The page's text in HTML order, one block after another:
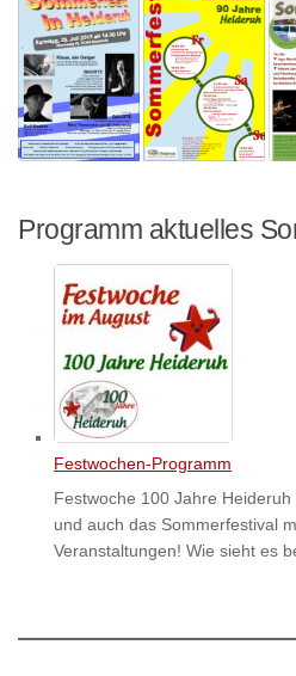
Programm aktuelles
Festwochen-Programm
Festwoche 100 Jahre
und auch das Sommerfestival
Veranstaltungen! Wie sieht es